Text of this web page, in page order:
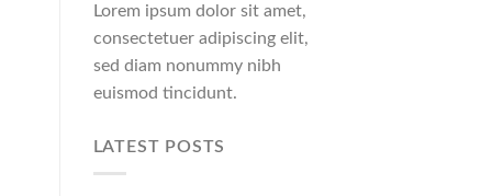
Lorem ipsum dolor sit amet,
consectetuer adipiscing elit,
sed diam nonummy nibh
euismod tincidunt.
LATEST POSTS